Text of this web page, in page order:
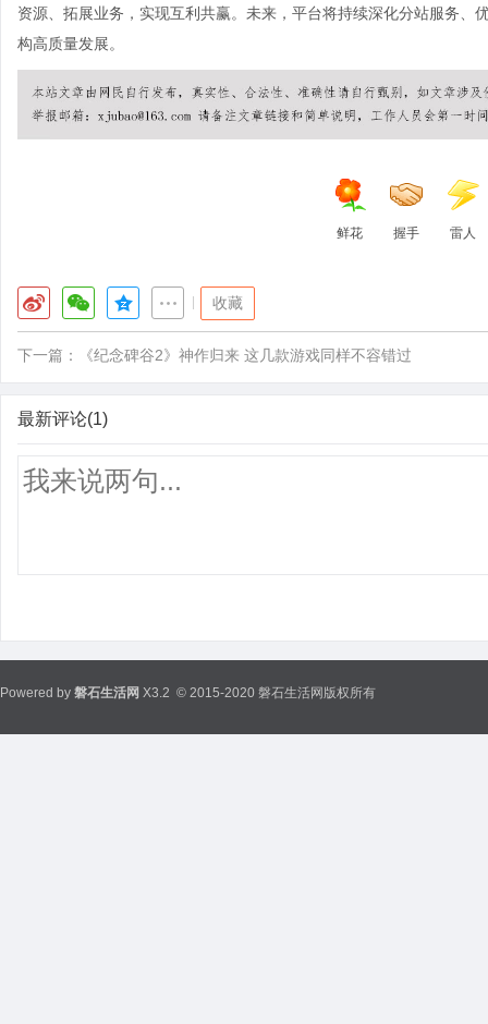
资源、拓展业务，实现互利共赢。未来，平台将持续深化分站服务
构高质量发展。
鲜花 握手 雷人
收藏
下一篇： 《纪念碑谷2》神作归来 这几款游戏同样不容错过
最新评论(1)
Powered by 磐石生活网 X3.2 © 2015-2020 磐石生活网版权所有